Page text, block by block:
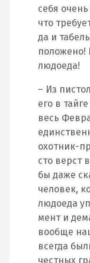
себя
что
да и
положено!
людоеда!
– Из
его в
весь
охотник-
сто верст
бы даже
человек,
людоеда
мент и
вообще
всегда
честных